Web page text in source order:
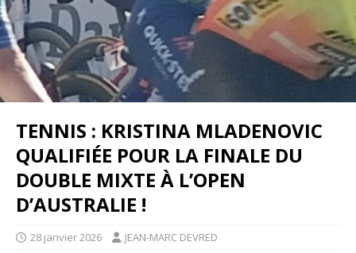
TENNIS : KRISTINA MLADENOVIC
QUALIFIÉE POUR LA FINALE DU
DOUBLE MIXTE À L’OPEN
D’AUSTRALIE !
28 janvier 2026 JEAN-MARC DEVRED